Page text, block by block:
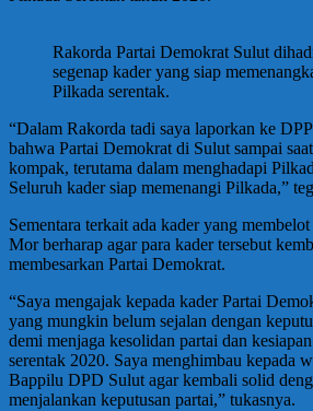
Rakorda Partai Demokrat Sulut
segenap kader yang siap
Pilkada serentak.
“Dalam Rakorda tadi saya laporkan ke
bahwa Partai Demokrat di Sulut sampai
kompak, terutama dalam menghadapi
Seluruh kader siap memenangi Pilkada,”
Sementara terkait ada kader yang
Mor berharap agar para kader tersebut
membesarkan Partai Demokrat.
“Saya mengajak kepada kader Partai
yang mungkin belum sejalan dengan
demi menjaga kesolidan partai dan
serentak 2020. Saya menghimbau kepada
Bappilu DPD Sulut agar kembali solid
menjalankan keputusan partai,” tukasnya.